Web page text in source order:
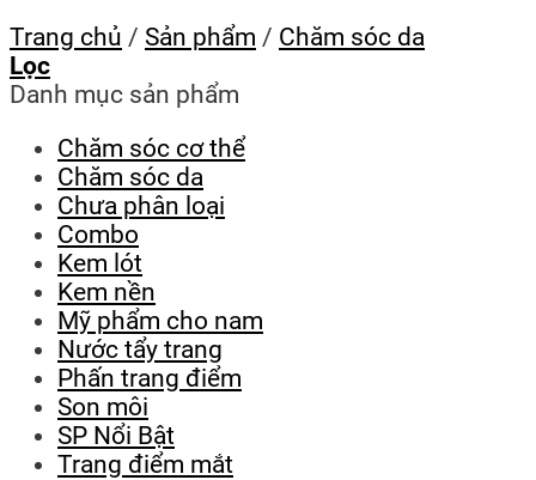
Trang chủ / Sản phẩm / Chăm sóc da
Lọc
Danh mục sản phẩm
Chăm sóc cơ thể
Chăm sóc da
Chưa phân loại
Combo
Kem lót
Kem nền
Mỹ phẩm cho nam
Nước tẩy trang
Phấn trang điểm
Son môi
SP Nổi Bật
Trang điểm mắt